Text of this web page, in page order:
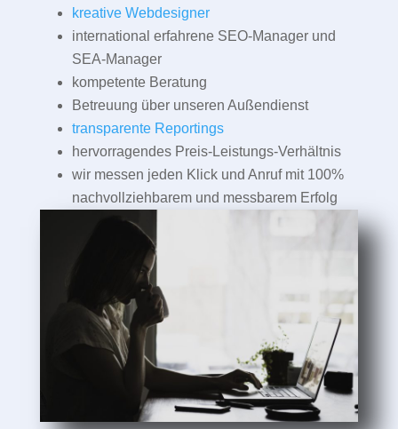
kreative Webdesigner
international erfahrene SEO-Manager und
SEA-Manager
kompetente Beratung
Betreuung über unseren Außendienst
transparente Reportings
hervorragendes Preis-Leistungs-Verhältnis
wir messen jeden Klick und Anruf mit 100%
nachvollziehbarem und messbarem Erfolg